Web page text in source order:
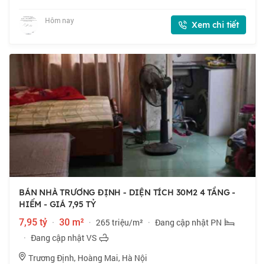
cố. 🏠 22m2 x 5 tầng,
Hôm nay Xem chi tiết
BÁN NHÀ TRƯƠNG ĐỊNH - DIỆN TÍCH 30M2 4 TẦNG -
HIẾM - GIÁ 7,95 TỶ
7,95 tỷ · 30 m² · 265 triệu/m² · Đang cập nhật PN
· Đang cập nhật VS
Trương Định, Hoàng Mai, Hà Nội